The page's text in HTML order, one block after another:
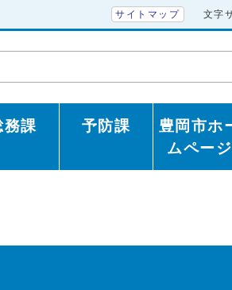
サイトマップ 文字
務課 予防課
豊岡市ホ
ムページ